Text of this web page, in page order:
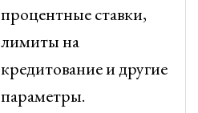
процентные ставки,
лимиты на
кредитование и другие
параметры.